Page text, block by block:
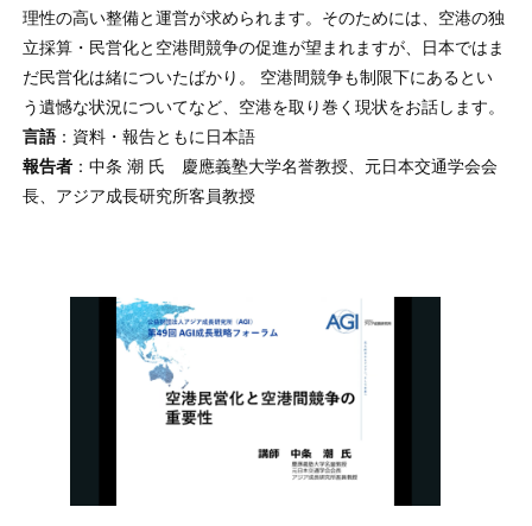
理性の高い整備と運営が求められます。そのためには、空港の独
立採算・民営化と空港間競争の促進が望まれますが、日本ではま
だ民営化は緒についたばかり。 空港間競争も制限下にあるとい
う遺憾な状況についてなど、空港を取り巻く現状をお話します。
言語 ：資料・報告ともに日本語
報告者 ：中条 潮 氏 慶應義塾大学名誉教授、元日本交通学会会
長、アジア成長研究所客員教授